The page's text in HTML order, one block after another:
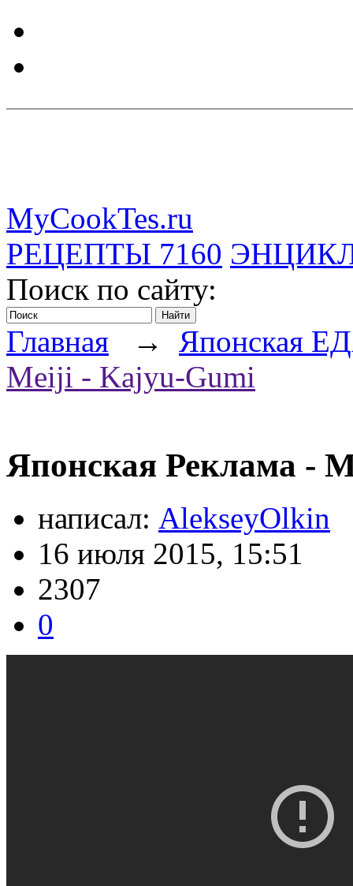
MyCookTes.ru
РЕЦЕПТЫ 7160
Поиск по сайту:
Главная → Японская
Meiji - Kajyu-Gumi
Японская Реклама -
написал: AlekseyOlkin
16 июля 2015, 15:51
2307
0